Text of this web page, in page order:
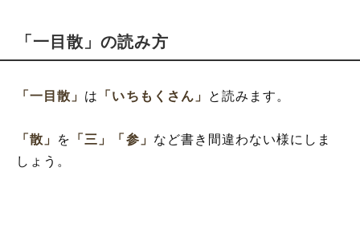
「一目散」の読み方
「一目散」 は 「いちもくさん」 と読みます。
「散」 を 「三」 「参」 など書き間違わない様にしま
しょう。